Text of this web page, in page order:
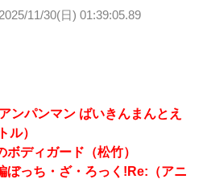
2025/11/30(日) 01:39:05.89
パンマン ばいきんまんとえ
ル）
ディガード（松竹）
っち・ざ・ろっく!Re:（アニ